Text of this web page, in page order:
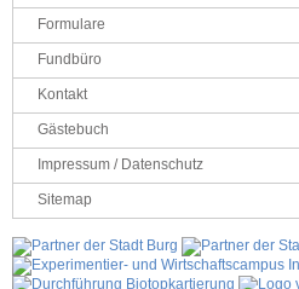
Formulare
Fundbüro
Kontakt
Gästebuch
Impressum / Datenschutz
Sitemap